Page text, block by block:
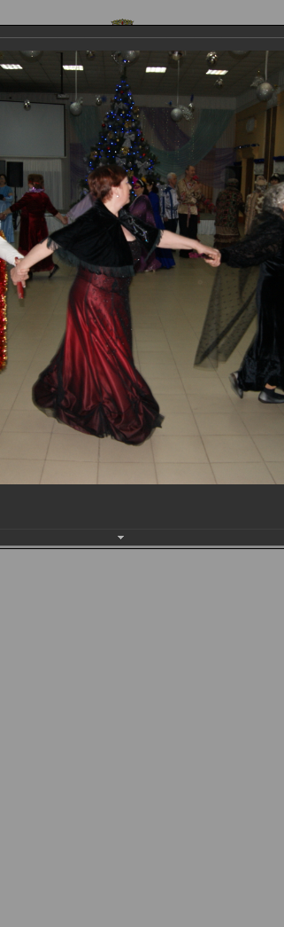
ОФИЦИАЛЬНЫЙ САЙТ
Контакты Обратная связь
2019.г. Комсомольск